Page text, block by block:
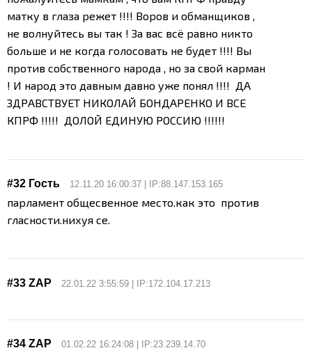
матку в глаза режет !!!! Воров и обманщиков ,
не волнуйтесь вы так ! За вас всё равно никто
больше и не когда голосовать не будет !!!! Вы
против собственного народа , но за свой карман
! И народ это давным давно уже понял !!!! ДА
ЗДРАВСТВУЕТ НИКОЛАЙ БОНДАРЕНКО И ВСЕ
КПРФ !!!!! ДОЛОЙ ЕДИНУЮ РОССИЮ !!!!!!
#32 Гость 12.11.20 16:00:37 | IP:88.147.153.165
парламент общесвенное место.как это против
гласности.нихуя се.
#33 ZAP 22.01.22 3:55:59 | IP:172.104.17.213
#34 ZAP 01.02.22 16:24:08 | IP:23.239.14.70